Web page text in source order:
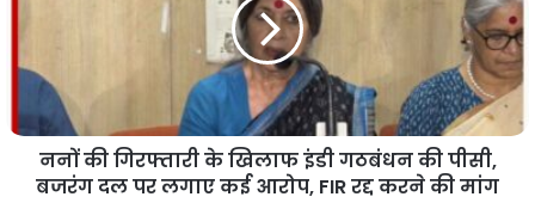
ननों की गिरफ्तारी के खिलाफ इंडी गठबंधन की पीसी,
बजरंग दल पर लगाए कई आरोप, FIR रद्द करने की मांग